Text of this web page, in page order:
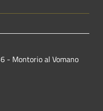
- Montorio al Vomano